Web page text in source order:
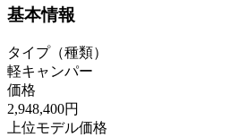
基本情報
タイプ（種類）
軽キャンパー
価格
2,948,400円
上位モデル価格